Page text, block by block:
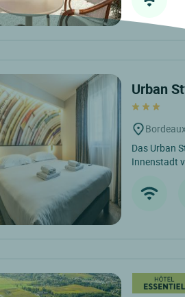
Urban
Das Urban
Innenstadt